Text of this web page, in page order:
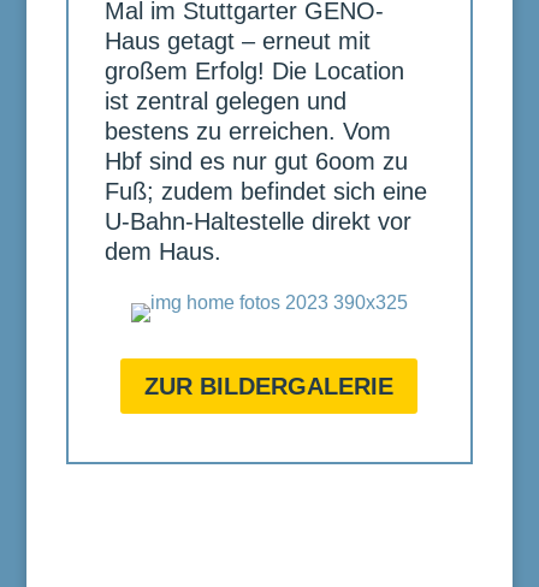
Mal im Stuttgarter GENO-
Haus getagt – erneut mit
großem Erfolg! Die Location
ist zentral gelegen und
bestens zu erreichen. Vom
Hbf sind es nur gut 6oom zu
Fuß; zudem befindet sich eine
U-Bahn-Haltestelle direkt vor
dem Haus.
ZUR BILDERGALERIE